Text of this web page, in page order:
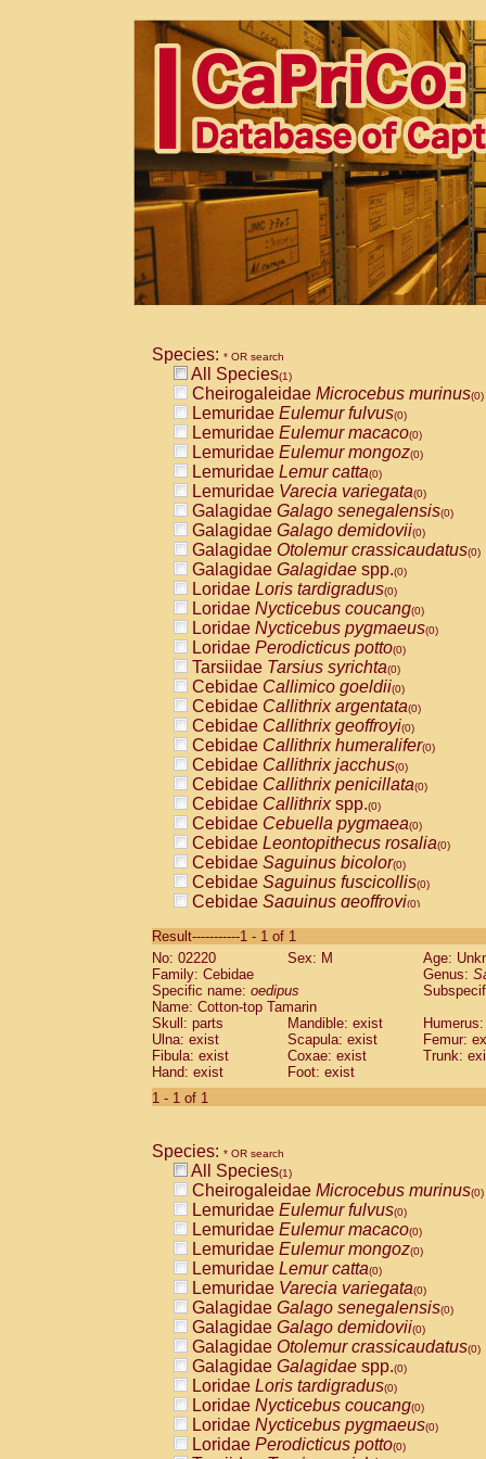
Species: * OR search
All Species(1)
Cheirogaleidae Microcebus murinus(0)
Lemuridae Eulemur fulvus(0)
Lemuridae Eulemur macaco(0)
Lemuridae Eulemur mongoz(0)
Lemuridae Lemur catta(0)
Lemuridae Varecia variegata(0)
Galagidae Galago senegalensis(0)
Galagidae Galago demidovii(0)
Galagidae Otolemur crassicaudatus(0)
Galagidae Galagidae spp.(0)
Loridae Loris tardigradus(0)
Loridae Nycticebus coucang(0)
Loridae Nycticebus pygmaeus(0)
Loridae Perodicticus potto(0)
Tarsiidae Tarsius syrichta(0)
Cebidae Callimico goeldii(0)
Cebidae Callithrix argentata(0)
Cebidae Callithrix geoffroyi(0)
Cebidae Callithrix humeralifer(0)
Cebidae Callithrix jacchus(0)
Cebidae Callithrix penicillata(0)
Cebidae Callithrixspp.(0)
Cebidae Cebuella pygmaea(0)
Cebidae Leontopithecus rosalia(0)
Cebidae Saguinus bicolor(0)
Cebidae Saguinus fuscicollis(0)
Cebidae Saguinus geoffroyi(0)
CebidaeSaguinus labiatus(0)
Cebidae Saguinus leucopus (0)
Cebidae
CebidaeSaguinus mystax
Cebidae Saguinus nigricollis (0)
Cebidae Saguinus oedipus
Cebidae Saguinus weddelli
Cebidae Saguinusspp.
Cebidae
CebidaeCebus capucinus
CebidaeCebus nigrivittatus
CebidaeCebus spp.(0)
CebidaeSaimiri boliviensis(0)
CebidaeSaimiri sciureus(0)
AtelidaeAlouatta caraya(0)
AtelidaeAlouatta fusca(0)
AtelidaeAlouatta seniculus(0)
AtelidaeAlouattaspp.(0)
AtelidaeAteles belzebuth(0)
AtelidaeAteles geoffroyi(0)
AtelidaeAteles paniscus(0)
AtelidaeAtelesspp.(0)
AtelidaeLagothrix lagothricha(0)
AtelidaeLagothrix lagothricha cana
PitheciidaeCacajao calvus
Result-----------1 - 1 of 1
No: 02220
Sex: M
Age:
Family: Cebidae
Genus:
Specific name: oedipus
Name: Cotton-top Tamarin
Skull: parts
Mandible: exist
Ulna: exist
Scapula: exist
Femur:
Fibula: exist
Coxae: exist
Trunk:
Hand: exist
Foot: exist
1 - 1 of 1
Species: * OR search
All Species(1)
Cheirogaleidae Microcebus murinus(0)
Lemuridae Eulemur fulvus(0)
Lemuridae Eulemur macaco(0)
Lemuridae Eulemur mongoz(0)
Lemuridae Lemur catta(0)
Lemuridae Varecia variegata(0)
Galagidae Galago senegalensis(0)
Galagidae Galago demidovii(0)
Galagidae Otolemur crassicaudatus(0)
Galagidae Galagidae spp.(0)
Loridae Loris tardigradus(0)
Loridae Nycticebus coucang(0)
Loridae Nycticebus pygmaeus(0)
Loridae Perodicticus potto(0)